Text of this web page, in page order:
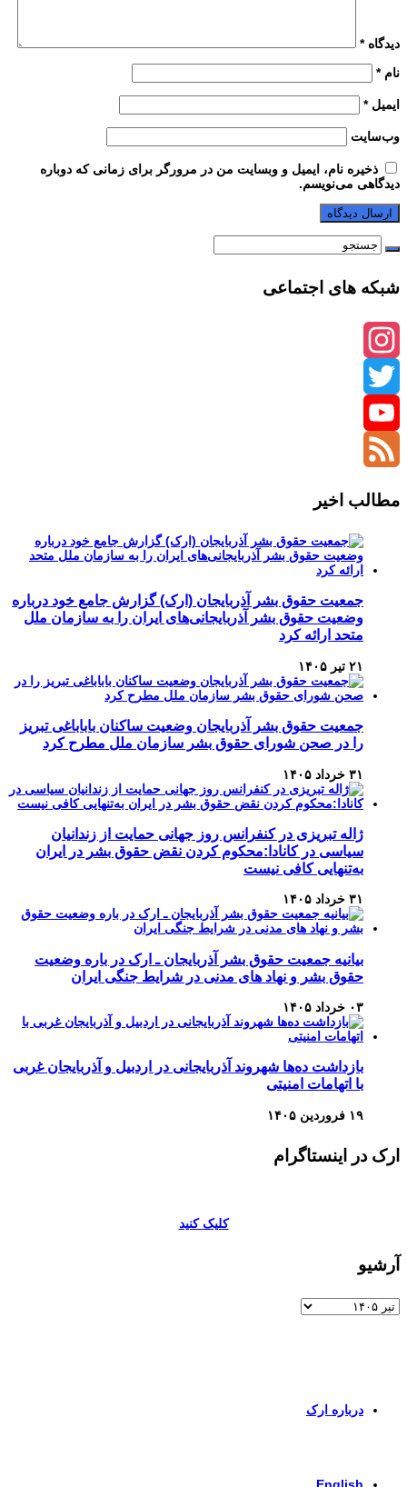
دیدگاه*
نام*
ایمیل*
وب‌سایت
ذخیره نام، ایمیل و وبسایت من در مرورگر برای زمانی که دوباره
دیدگاهی می‌نویسم.
شبکه های اجتماعی
Instagram
Twitter
YouTube
مطالب اخیر
جمعیت حقوق بشر آذربایجان (ارک) گزارش جامع خود درباره
وضعیت حقوق بشر آذربایجانی‌های ایران را به سازمان ملل
متحد ارائه کرد
۲۱ تیر ۱۴۰۵
جمعیت حقوق بشر آذربایجان وضعیت ساکنان باباباغی تبریز
را در صحن شورای حقوق بشر سازمان ملل مطرح کرد
۳۱ خرداد ۱۴۰۵
ژاله تبریزی در کنفرانس روز جهانی حمایت از زندانیان
سیاسی در کانادا:محکوم کردن نقض حقوق بشر در ایران
به‌تنهایی کافی نیست
۳۱ خرداد ۱۴۰۵
بیانیه جمعیت حقوق بشر آذربایجان ـ ارک در باره وضعیت
حقوق بشر و نهاد های مدنی در شرایط جنگی ایران
۰۳ خرداد ۱۴۰۵
بازداشت ده‌ها شهروند آذربایجانی در اردبیل و آذربایجان غربی
با اتهامات امنیتی
۱۹ فروردین ۱۴۰۵
ارک در اینستاگرام
کلیک کنید
آرشیو
آرشیو
درباره ارک